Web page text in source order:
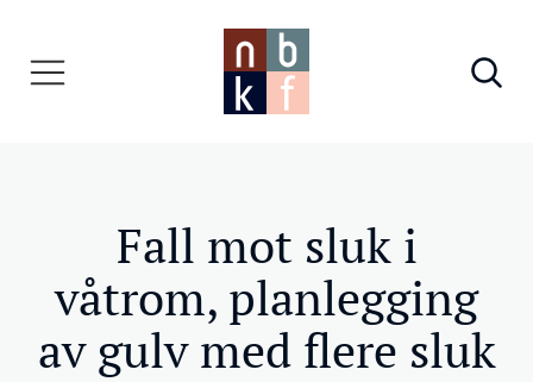
Fall mot sluk i
våtrom, planlegging
av gulv med flere sluk